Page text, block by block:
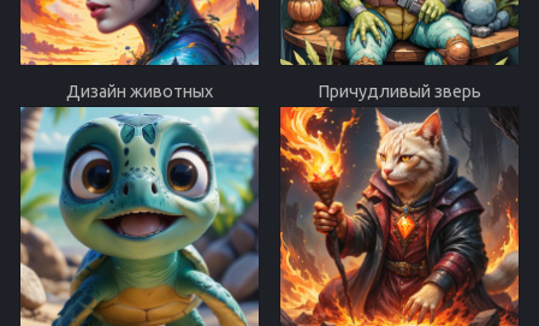
Дизайн животных Причудливый зверь